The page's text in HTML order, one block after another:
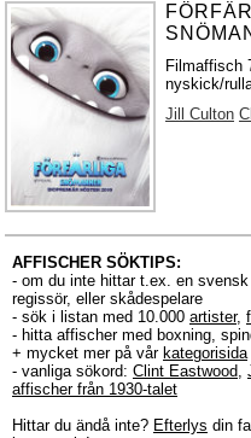
Filmaffisch
nyskick/
Jill Culton
AFFISCHER SÖKTIPS:
- om du inte hittar t.ex. en
regissör, eller skådespelare
- sök i listan med 10.000 artister,
- hitta affischer med boxning,
+ mycket mer på vår kategorisida
- vanliga sökord: Clint Eastwood,
affischer från 1930-talet
Hittar du ändå inte? Efterlys din